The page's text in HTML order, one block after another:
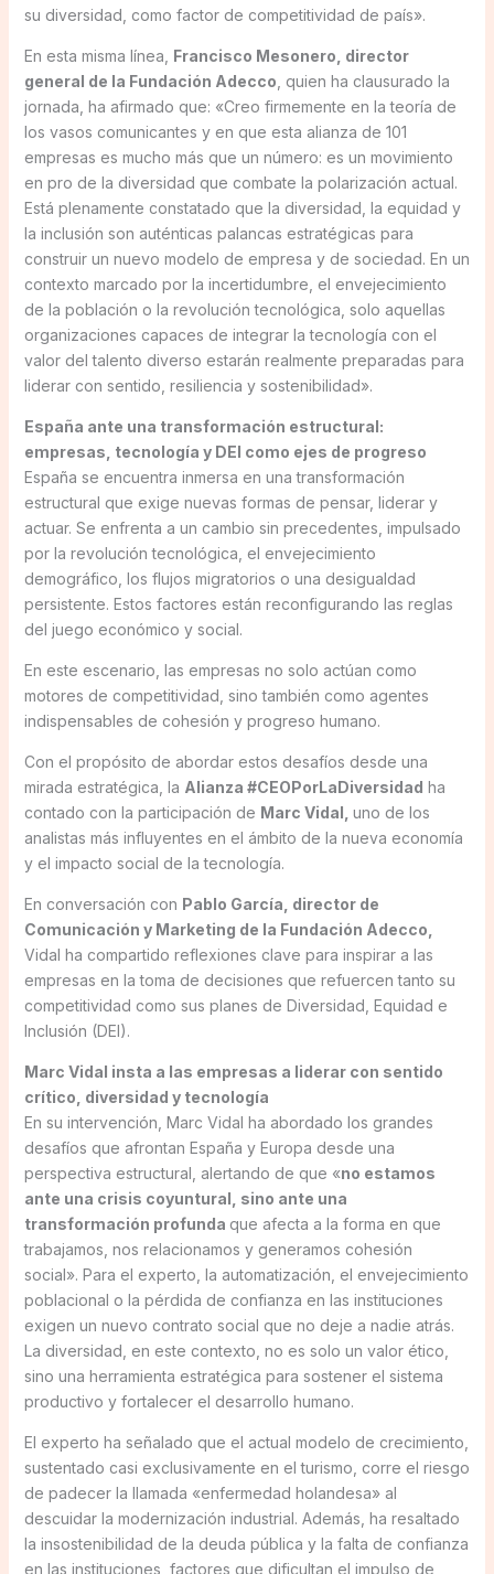
su diversidad, como factor de competitividad de país».
En esta misma línea, Francisco Mesonero, director
general de la Fundación Adecco , quien ha clausurado la
jornada, ha afirmado que: «Creo firmemente en la teoría de
los vasos comunicantes y en que esta alianza de 101
empresas es mucho más que un número: es un movimiento
en pro de la diversidad que combate la polarización actual.
Está plenamente constatado que la diversidad, la equidad y
la inclusión son auténticas palancas estratégicas para
construir un nuevo modelo de empresa y de sociedad. En un
contexto marcado por la incertidumbre, el envejecimiento
de la población o la revolución tecnológica, solo aquellas
organizaciones capaces de integrar la tecnología con el
valor del talento diverso estarán realmente preparadas para
liderar con sentido, resiliencia y sostenibilidad».
España ante una transformación estructural:
empresas, tecnología y DEI como ejes de progreso
España se encuentra inmersa en una transformación
estructural que exige nuevas formas de pensar, liderar y
actuar. Se enfrenta a un cambio sin precedentes, impulsado
por la revolución tecnológica, el envejecimiento
demográfico, los flujos migratorios o una desigualdad
persistente. Estos factores están reconfigurando las reglas
del juego económico y social.
En este escenario, las empresas no solo actúan como
motores de competitividad, sino también como agentes
indispensables de cohesión y progreso humano.
Con el propósito de abordar estos desafíos desde una
mirada estratégica, la Alianza #CEOPorLaDiversidad ha
contado con la participación de Marc Vidal, uno de los
analistas más influyentes en el ámbito de la nueva economía
y el impacto social de la tecnología.
En conversación con Pablo García, director de
Comunicación y Marketing de la Fundación Adecco,
Vidal ha compartido reflexiones clave para inspirar a las
empresas en la toma de decisiones que refuercen tanto su
competitividad como sus planes de Diversidad, Equidad e
Inclusión (DEI).
Marc Vidal insta a las empresas a liderar con sentido
crítico, diversidad y tecnología
En su intervención, Marc Vidal ha abordado los grandes
desafíos que afrontan España y Europa desde una
perspectiva estructural, alertando de que «no estamos
ante una crisis coyuntural, sino ante una
transformación profunda que afecta a la forma en que
trabajamos, nos relacionamos y generamos cohesión
social». Para el experto, la automatización, el envejecimiento
poblacional o la pérdida de confianza en las instituciones
exigen un nuevo contrato social que no deje a nadie atrás.
La diversidad, en este contexto, no es solo un valor ético,
sino una herramienta estratégica para sostener el sistema
productivo y fortalecer el desarrollo humano.
El experto ha señalado que el actual modelo de crecimiento,
sustentado casi exclusivamente en el turismo, corre el riesgo
de padecer la llamada «enfermedad holandesa» al
descuidar la modernización industrial. Además, ha resaltado
la insostenibilidad de la deuda pública y la falta de confianza
en las instituciones, factores que dificultan el impulso de